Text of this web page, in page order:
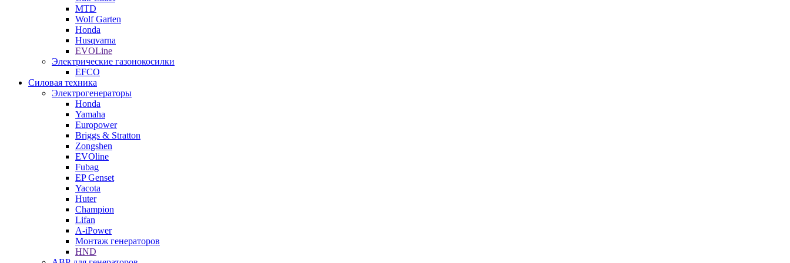
MTD
Wolf Garten
Honda
Husqvarna
EVOLine
Электрические газонокосилки
EFCO
Силовая техника
Электрогенераторы
Honda
Yamaha
Europower
Briggs & Stratton
Zongshen
EVOline
Fubag
EP Genset
Yacota
Huter
Champion
Lifan
A-iPower
Монтаж генераторов
HND